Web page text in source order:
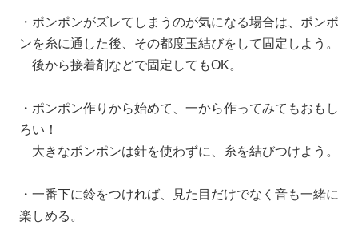
・ポンポンがズレてしまうのが気になる場合は、ポンポ
ンを糸に通した後、その都度玉結びをして固定しよう。
後から接着剤などで固定してもOK。
・ポンポン作りから始めて、一から作ってみてもおもし
ろい！
大きなポンポンは針を使わずに、糸を結びつけよう。
・一番下に鈴をつければ、見た目だけでなく音も一緒に
楽しめる。